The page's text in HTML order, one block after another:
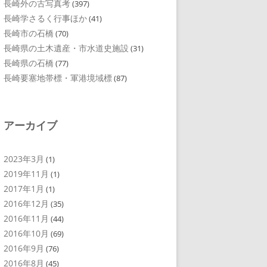
長崎外の古写真考(397)
長崎学さるく行事ほか(41)
長崎市の石橋 (70)
長崎県の土木遺産・市水道史施設 (31)
長崎県の石橋 (77)
長崎要塞地帯標・軍港境域標(87)
アーカイブ
2023年3月 (1)
2019年11月 (1)
2017年1月 (1)
2016年12月 (35)
2016年11月 (44)
2016年10月 (69)
2016年9月 (76)
2016年8月 (45)